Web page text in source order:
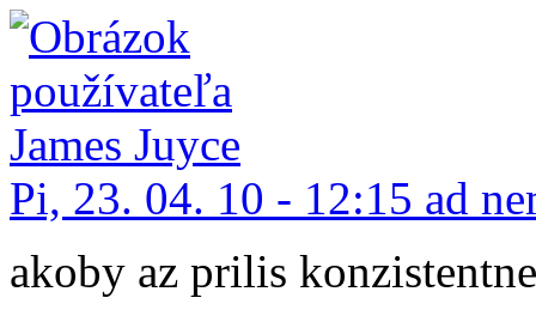
Pi, 23. 04. 10 - 12:15 ad
akoby az prilis